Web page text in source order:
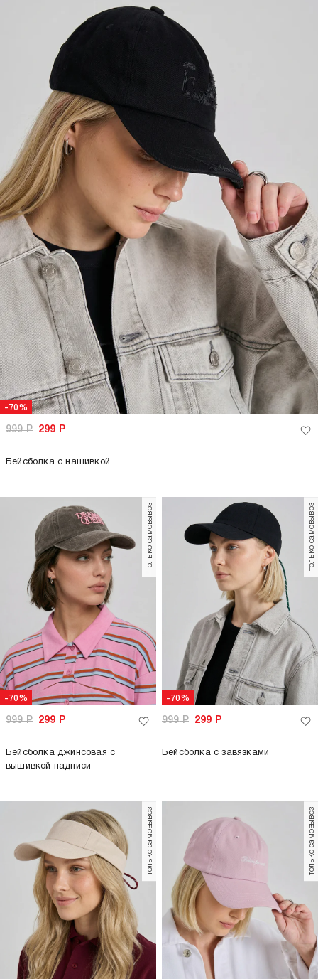
-70%
999Р 299 Р
Бейсболка с нашивкой
-70%
только самовывоз
999Р 299 Р
Бейсболка джинсовая с
вышивкой надписи
-70%
только самовывоз
999Р 299 Р
Бейсболка с завязками
только самовывоз только самовывоз